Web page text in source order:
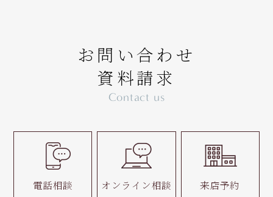
お問い合わせ
資料請求
Contact us
電話相談 オンライン相談 来店予約